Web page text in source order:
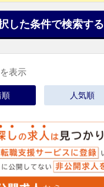
した条件で検索する
表示
順 人気順